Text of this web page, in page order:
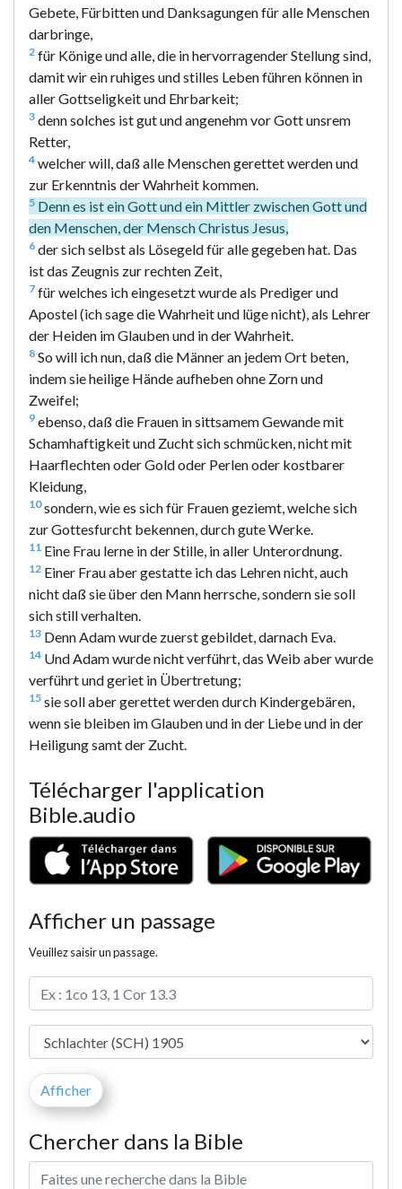
Gebete, Fürbitten und Danksagungen für alle Menschen
darbringe,
2 für Könige und alle, die in hervorragender Stellung sind,
damit wir ein ruhiges und stilles Leben führen können in
aller Gottseligkeit und Ehrbarkeit;
3 denn solches ist gut und angenehm vor Gott unsrem
Retter,
4 welcher will, daß alle Menschen gerettet werden und
zur Erkenntnis der Wahrheit kommen.
5 Denn es ist ein Gott und ein Mittler zwischen Gott und
den Menschen, der Mensch Christus Jesus,
6 der sich selbst als Lösegeld für alle gegeben hat. Das
ist das Zeugnis zur rechten Zeit,
7 für welches ich eingesetzt wurde als Prediger und
Apostel (ich sage die Wahrheit und lüge nicht), als Lehrer
der Heiden im Glauben und in der Wahrheit.
8 So will ich nun, daß die Männer an jedem Ort beten,
indem sie heilige Hände aufheben ohne Zorn und
Zweifel;
9 ebenso, daß die Frauen in sittsamem Gewande mit
Schamhaftigkeit und Zucht sich schmücken, nicht mit
Haarflechten oder Gold oder Perlen oder kostbarer
Kleidung,
10sondern, wie es sich für Frauen geziemt, welche sich
zur Gottesfurcht bekennen, durch gute Werke.
11 Eine Frau lerne in der Stille, in aller Unterordnung.
12 Einer Frau aber gestatte ich das Lehren nicht, auch
nicht daß sie über den Mann herrsche, sondern sie soll
sich still verhalten.
13 Denn Adam wurde zuerst gebildet, darnach Eva.
14 Und Adam wurde nicht verführt, das Weib aber wurde
verführt und geriet in Übertretung;
15 sie soll aber gerettet werden durch Kindergebären,
wenn sie bleiben im Glauben und in der Liebe und in der
Heiligung samt der Zucht.
Télécharger l'application
Bible.audio
Afficher un passage
Veuillez saisir un passage.
Chercher dans la Bible